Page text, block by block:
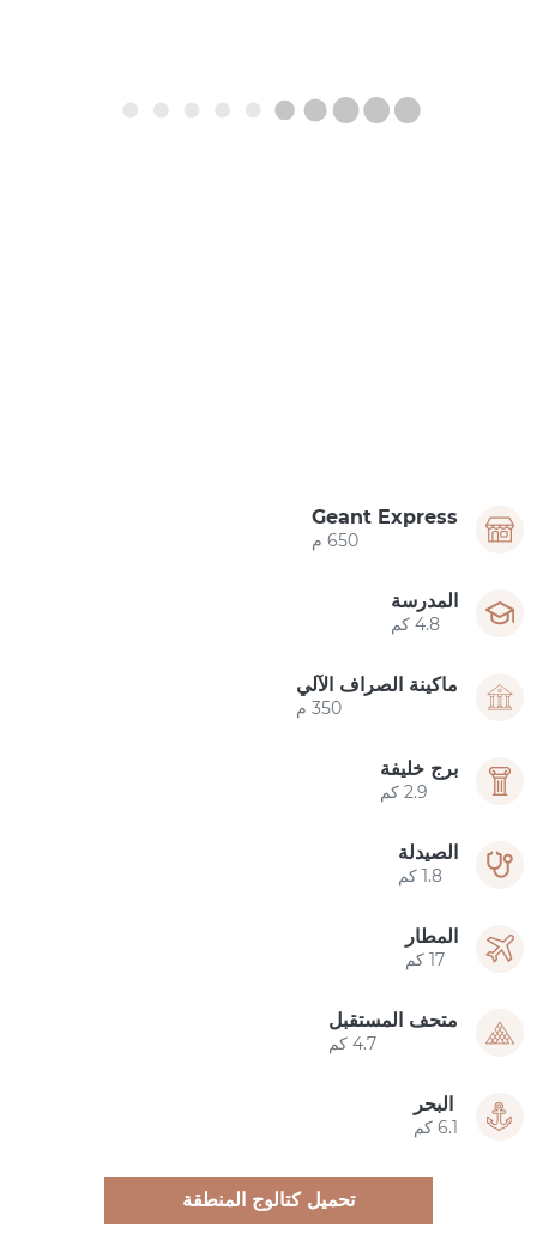
Geant Express
650 م
المدرسة
4.8 كم
ماكينة الصراف الآلي
350 م
برج خليفة
2.9 كم
الصيدلة
1.8 كم
المطار
17 كم
متحف المستقبل
4.7 كم
البحر
6.1 كم
تحميل كتالوج المنطقة